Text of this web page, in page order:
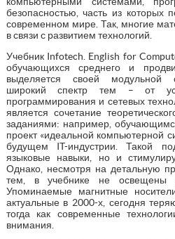
безопасностью, часть из которых
современном мире. Так, многие
в связи с развитием технологий.
Учебник Infotech. English for
обучающихся среднего и
выделяется своей модульной
широкий спектр тем – от
программирования и сетевых
является сочетание
заданиями: например,
проект «идеальной компьютерной
будущем IT-индустрии. Такой
языковые навыки, но и
Однако, несмотря на детальную
тем, в учебнике не освещены
Упоминаемые магнитные
актуальные в 2000-х, сегодня
тогда как современные
внимания.